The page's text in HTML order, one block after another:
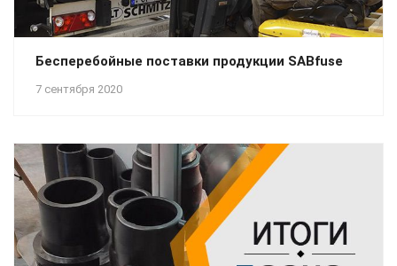
7 сентября 2020
Бесперебойные поставки продукции SABfuse